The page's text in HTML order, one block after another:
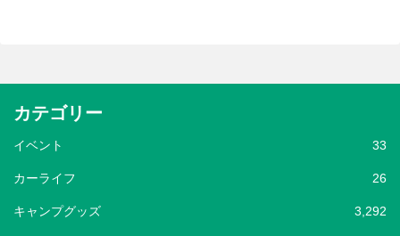
カテゴリー
イベント 33
カーライフ 26
キャンプグッズ 3,292